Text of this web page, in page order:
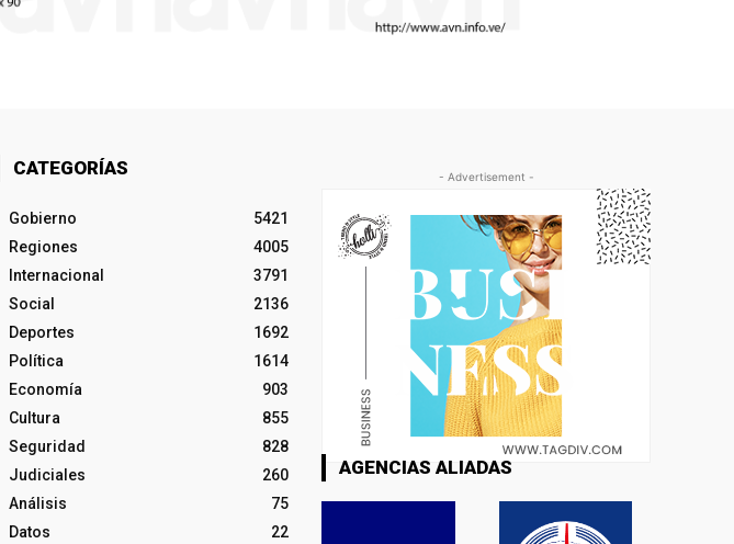
CATEGORÍAS
Gobierno
5421
Regiones
4005
Internacional
3791
Social
2136
Deportes
1692
Política
1614
Economía
903
Cultura
855
Seguridad
828
Judiciales
260
Análisis
75
Datos
22
- Advertisement -
AGENCIAS ALIADAS